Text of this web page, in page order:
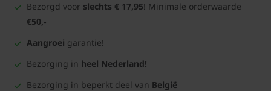
Bezorgd voor slechts € 17,95! Minimale orderwaarde
€50,-
Aangroei garantie!
Bezorging in heel Nederland!
Bezorging in beperkt deel van België